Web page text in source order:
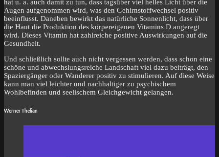
hat u. a. auch damit zu tun, dass tagsüber viel helles Licht über die
Augen aufgenommen wird, was den Gehirnstoffwechsel positiv
beeinflusst. Daneben bewirkt das natürliche Sonnenlicht, dass über
die Haut die Produktion des körpereigenen Vitamins D angeregt
wird. Dieses Vitamin hat zahlreiche positive Auswirkungen auf die
Gesundheit.
Und schließlich sollte auch nicht vergessen werden, dass schon eine
schöne und abwechslungsreiche Landschaft viel dazu beiträgt, den
Spaziergänger oder Wanderer positiv zu stimulieren. Auf diese Weise
kann man viel leichter und nachhaltiger zu psychischem
Wohlbefinden und seelischem Gleichgewicht gelangen.
Werner Thelian